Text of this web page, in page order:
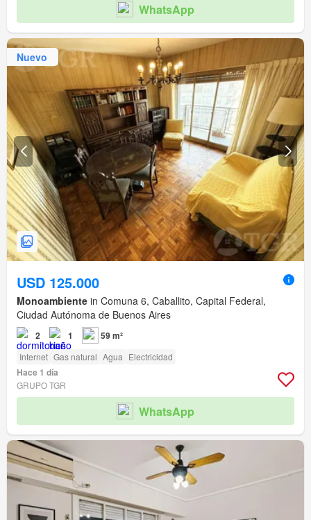
WhatsApp
Nuevo
USD 125.000
Monoambiente in Comuna 6, Caballito, Capital Federal,
Ciudad Autónoma de Buenos Aires
2 1 59 m²
Internet Gas natural Agua Electricidad
Hace 1 día
GRUPO TGR
WhatsApp